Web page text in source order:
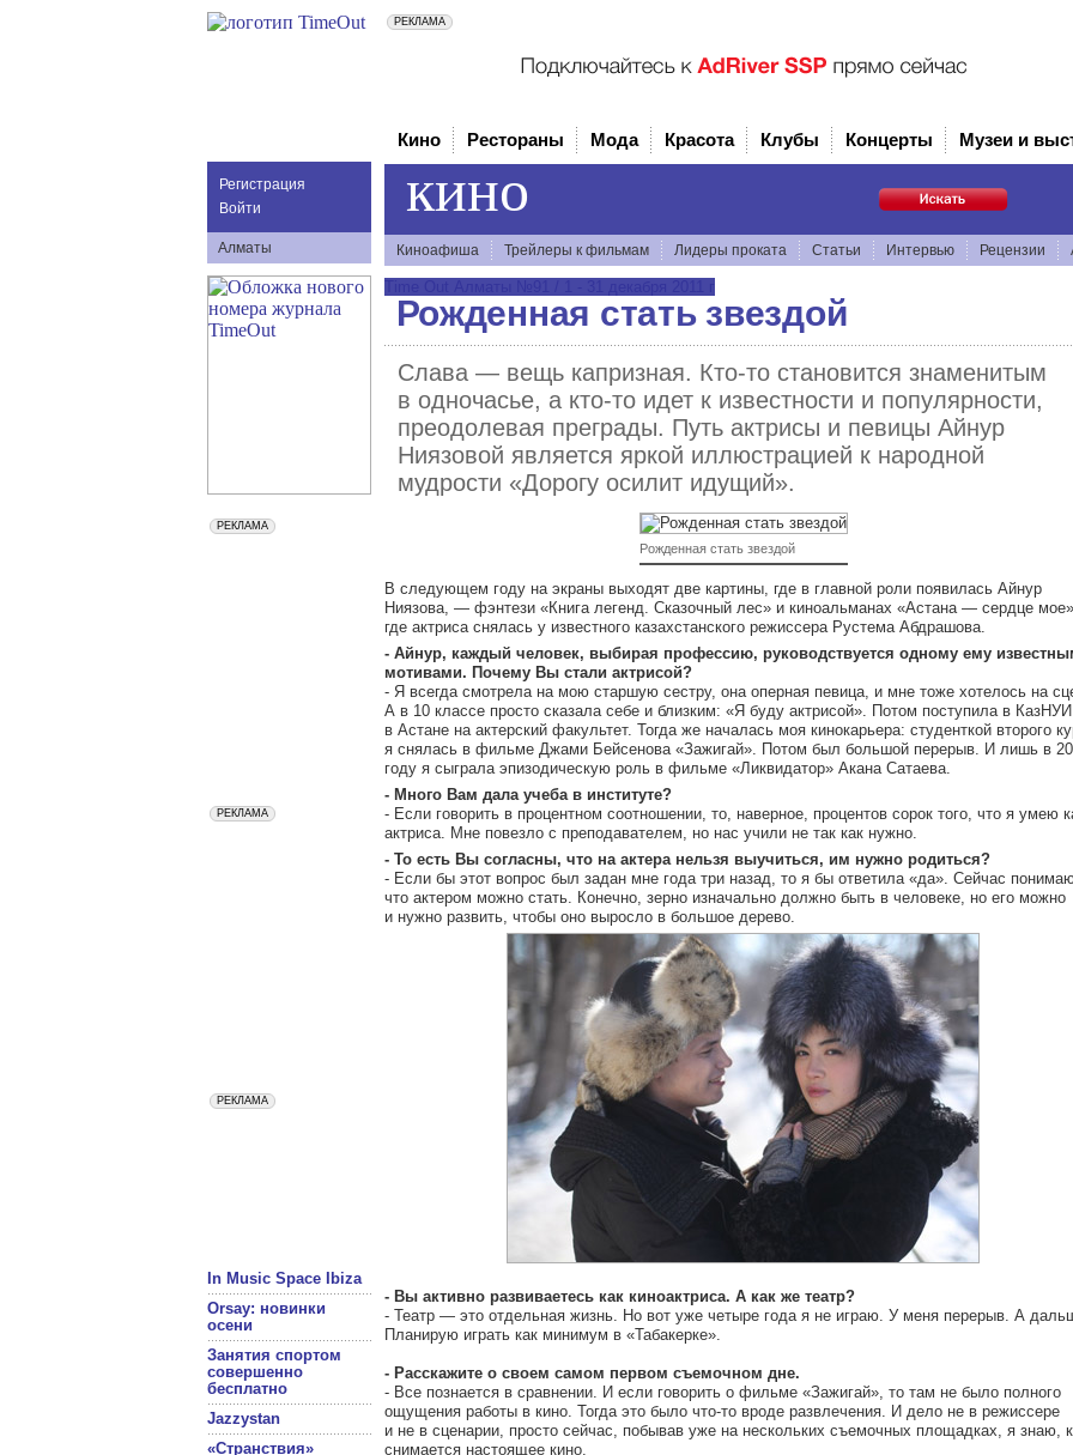
Регистрация
Войти
Алматы
In Music Space Ibiza
Orsay: новинки
осени
Занятия спортом
совершенно
бесплатно
Jazzystan
«Странствия»
Кино Рестораны Мода Красота Клубы Концерты Музеи и
кино
Киноафиша Трейлеры к фильмам Лидеры проката Статьи Интервью Рецензии
Рожденная стать звездой
Слава — вещь капризная. Кто-то становится знаменитым
в одночасье, а кто-то идет к известности и популярности,
преодолевая преграды. Путь актрисы и певицы Айнур
Ниязовой является яркой иллюстрацией к народной
мудрости «Дорогу осилит идущий».
Рожденная стать звездой
В следующем году на экраны выходят две картины, где в главной роли появилась Айнур
Ниязова, — фэнтези «Книга легенд. Сказочный лес» и киноальманах «Астана — сердце
где актриса снялась у известного казахстанского режиссера Рустема Абдрашова.
- Айнур, каждый человек, выбирая профессию, руководствуется одному ему
мотивами. Почему Вы стали актрисой?
- Я всегда смотрела на мою старшую сестру, она оперная певица, и мне тоже хотелось на
А в 10 классе просто сказала себе и близким: «Я буду актрисой». Потом поступила в КазНУИ
в Астане на актерский факультет. Тогда же началась моя кинокарьера: студенткой второго
я снялась в фильме Джами Бейсенова «Зажигай». Потом был большой перерыв. И лишь в
году я сыграла эпизодическую роль в фильме «Ликвидатор» Акана Сатаева.
- Много Вам дала учеба в институте?
- Если говорить в процентном соотношении, то, наверное, процентов сорок того, что я умею
актриса. Мне повезло с преподавателем, но нас учили не так как нужно.
- То есть Вы согласны, что на актера нельзя выучиться, им нужно родиться?
- Если бы этот вопрос был задан мне года три назад, то я бы ответила «да». Сейчас
что актером можно стать. Конечно, зерно изначально должно быть в человеке, но его можно
и нужно развить, чтобы оно выросло в большое дерево.
- Вы активно развиваетесь как киноактриса. А как же театр?
- Театр — это отдельная жизнь. Но вот уже четыре года я не играю. У меня перерыв. А
Планирую играть как минимум в «Табакерке».
- Расскажите о своем самом первом съемочном дне.
- Все познается в сравнении. И если говорить о фильме «Зажигай», то там не было полного
ощущения работы в кино. Тогда это было что-то вроде развлечения. И дело не в режиссере
и не в сценарии, просто сейчас, побывав уже на нескольких съемочных площадках, я знаю,
снимается настоящее кино.